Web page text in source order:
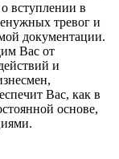
вступлении в
тревог и
документации.
Вас от
и
Вас, как в
основе,